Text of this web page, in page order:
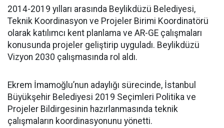
2014-2019 yılları arasında Beylikdüzü Belediyesi,
Teknik Koordinasyon ve Projeler Birimi Koordinatörü
olarak katılımcı kent planlama ve AR-GE çalışmaları
konusunda projeler geliştirip uyguladı. Beylikdüzü
Vizyon 2030 çalışmasında rol aldı.
Ekrem İmamoğlu’nun adaylığı sürecinde, İstanbul
Büyükşehir Belediyesi 2019 Seçimleri Politika ve
Projeler Bildirgesinin hazırlanmasında teknik
çalışmaların koordinasyonunu yönetti.